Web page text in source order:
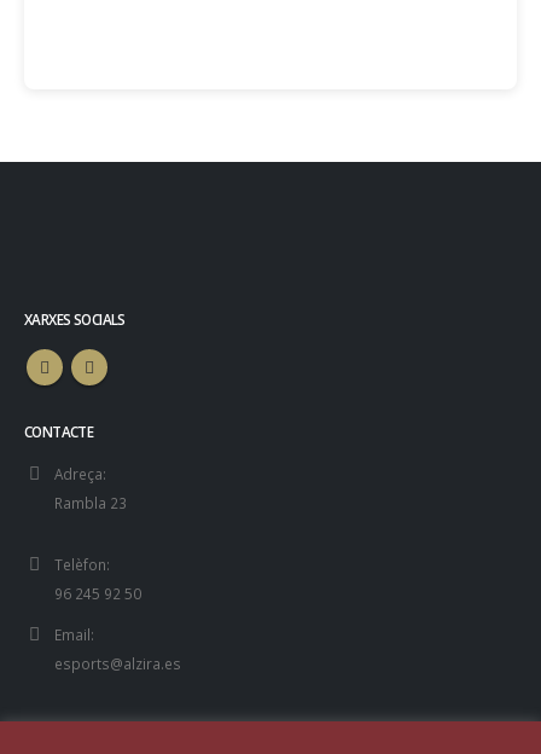
XARXES SOCIALS
CONTACTE
Adreça:
Rambla 23
Telèfon:
96 245 92 50
Email:
esports@alzira.es